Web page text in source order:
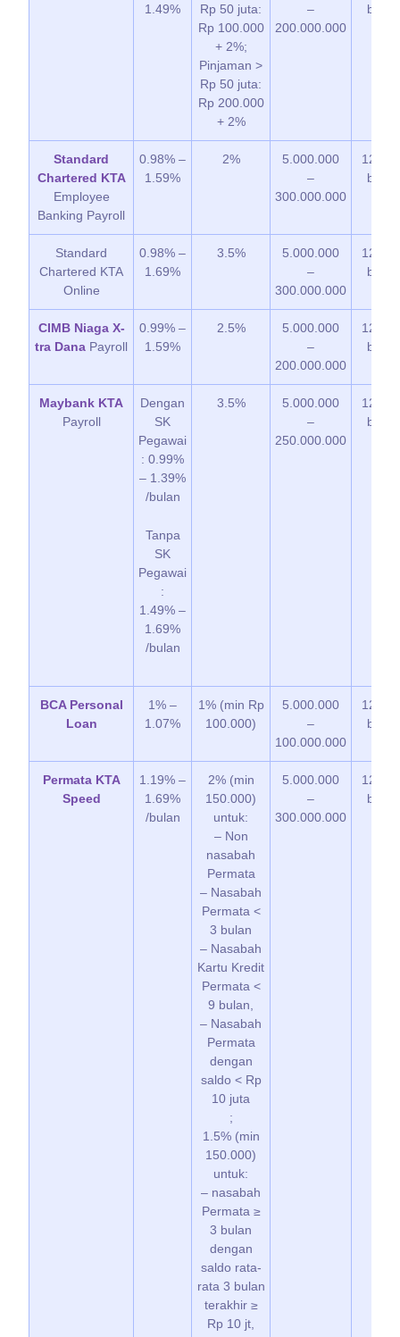
1.49%
Rp 50 juta:
Rp 100.000
+ 2%;
Pinjaman >
Rp 50 juta:
Rp 200.000
+ 2%
–
200.000.000
bulan
Standard
Chartered KTA
Employee
Banking Payroll
0.98% –
1.59%
2%
5.000.000
–
300.000.000
12 –
bulan
Standard
Chartered KTA
Online
0.98% –
1.69%
3.5%
5.000.000
–
300.000.000
12 –
bulan
CIMB Niaga X-
tra Dana Payroll
0.99% –
1.59%
2.5%
5.000.000
–
200.000.000
12 –
bulan
Maybank KTA
Payroll
Dengan
SK
Pegawai
: 0.99%
– 1.39%
/bulan
Tanpa
SK
Pegawai
:
1.49% –
1.69%
/bulan
3.5%
5.000.000
–
250.000.000
12 –
bulan
BCA Personal
Loan
1% –
1.07%
1% (min Rp
100.000)
5.000.000
–
100.000.000
12 –
bulan
Permata KTA
Speed
1.19% –
1.69%
/bulan
2% (min
150.000)
untuk:
– Non
nasabah
Permata
– Nasabah
Permata <
3 bulan
– Nasabah
Kartu Kredit
Permata <
9 bulan,
– Nasabah
Permata
dengan
saldo < Rp
10 juta
;
1.5% (min
150.000)
untuk:
– nasabah
Permata ≥
3 bulan
dengan
saldo rata-
rata 3 bulan
terakhir ≥
Rp 10 jt,
5.000.000
–
300.000.000
12 –
bulan